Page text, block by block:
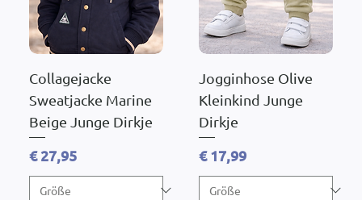
Collagejacke
Sweatjacke Marine
Beige Junge Dirkje
Preis
€ 27,95
Jogginhose Olive
Kleinkind Junge
Dirkje
Preis
€ 17,99